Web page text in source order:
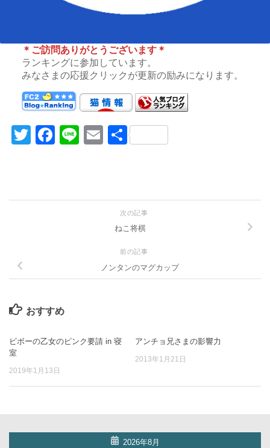
＊ご訪問ありがとうございます＊
ランキングに参加しています。
みなさまの応援クリックが更新の励みになります。
Twitter
Facebook
LineEmail
共
次の記事
ねこ将棋
前の記事
ノンタンのマグカップ
おすすめ
ビボーの乙女のピンク要請 in 寝
室
2019年1月13日
アンチョ兄さまの影響力
2013年1月21日
2026年8月